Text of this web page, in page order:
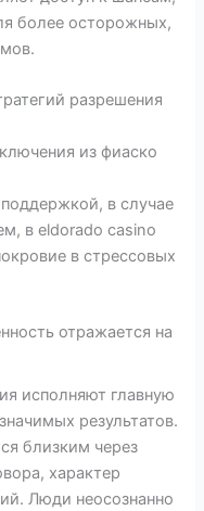
более осторожных,
разрешения
из фиаско
в случае
в eldorado casino
в стрессовых
отражается на
исполняют главную
результатов.
близким через
характер
Люди неосознанно